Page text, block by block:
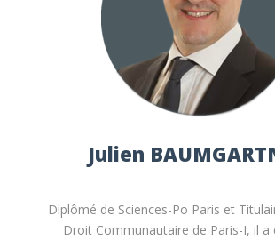
Julien
Diplômé de Sciences-Po Paris et
Droit Communautaire de Paris-I, il a